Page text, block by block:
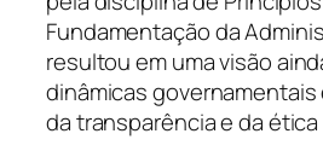
Fundamentação da
resultou em uma visão
dinâmicas
da transparência e da